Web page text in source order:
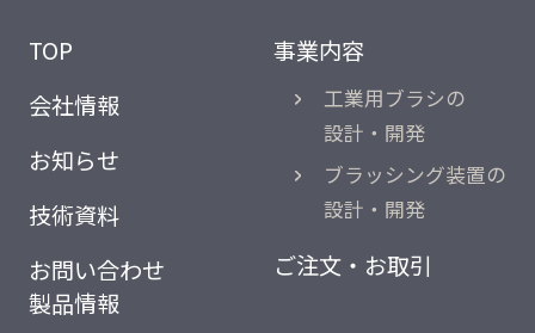
TOP
会社情報
お知らせ
技術資料
お問い合わせ
事業内容
工業用ブラシの
設計・開発
ブラッシング装置の
設計・開発
ご注文・お取引
製品情報